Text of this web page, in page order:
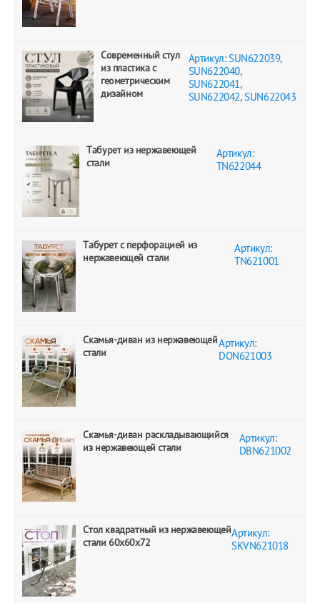
Современный стул
из пластика с
геометрическим
дизайном
Артикул: SUN622039,
SUN622040,
SUN622041,
SUN622042, SUN622043
Табурет из нержавеющей
стали
Артикул:
TN622044
Табурет с перфорацией из
нержавеющей стали
Артикул:
TN621001
Скамья-диван из нержавеющей
стали
Артикул:
DON621003
Скамья-диван раскладывающийся
из нержавеющей стали
Артикул:
DBN621002
Стол квадратный из нержавеющей
стали 60х60х72
Артикул:
SKVN621018